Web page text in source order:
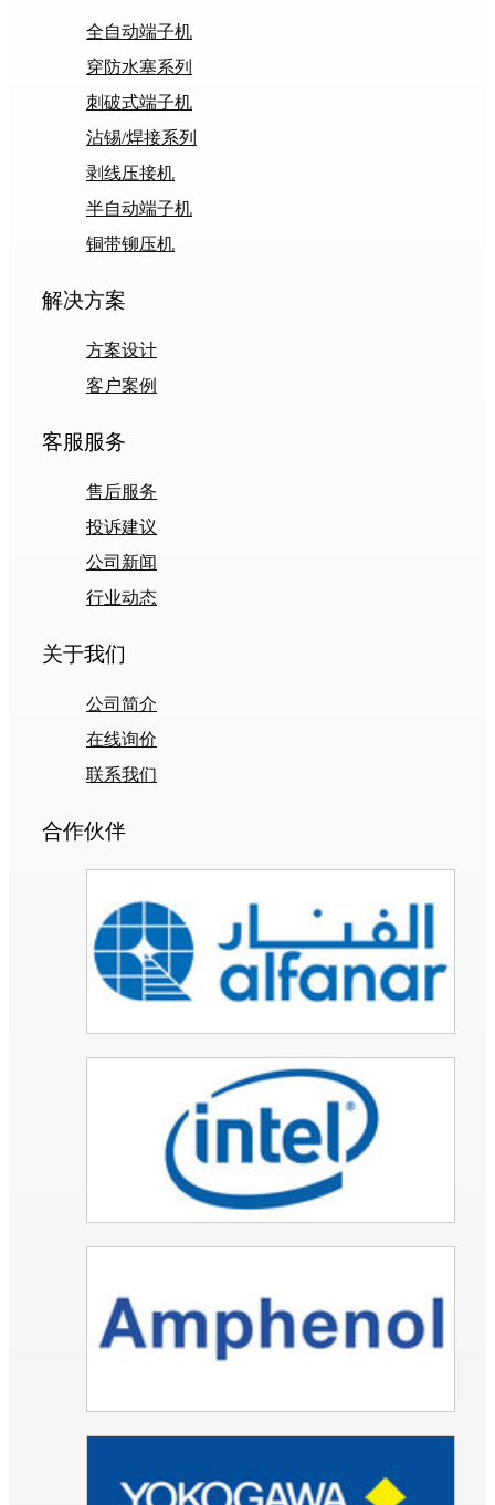
全自动端子机
穿防水塞系列
刺破式端子机
沾锡/焊接系列
剥线压接机
半自动端子机
铜带铆压机
解决方案
方案设计
客户案例
客服服务
售后服务
投诉建议
公司新闻
行业动态
关于我们
公司简介
在线询价
联系我们
合作伙伴